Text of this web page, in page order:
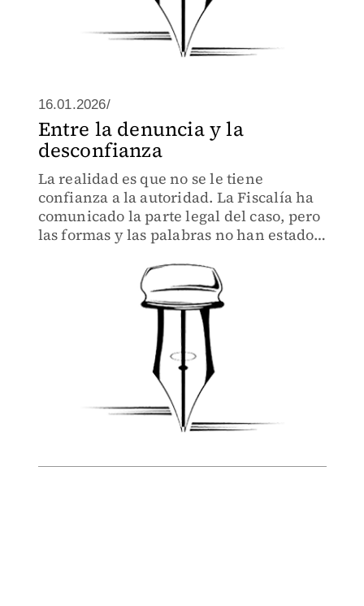
16.01.2026/
Entre la denuncia y la
desconfianza
La realidad es que no se le tiene
confianza a la autoridad. La Fiscalía ha
comunicado la parte legal del caso, pero
las formas y las palabras no han estado a